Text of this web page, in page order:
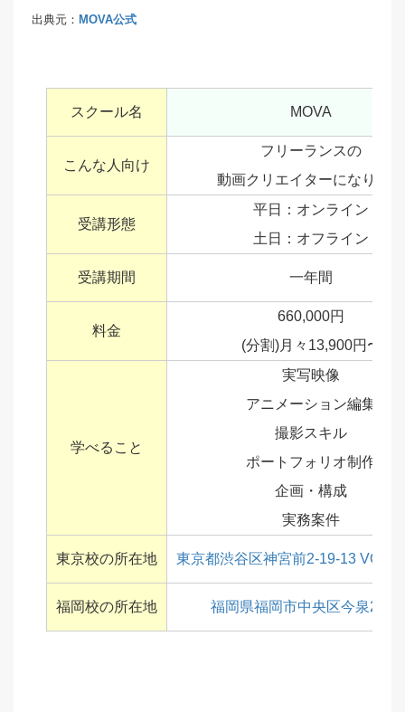
出典元： MOVA公式
スクール名 MOVA
こんな人向け
フリーランスの
動画クリエイターになりたい
受講形態
平日：オンライン
土日：オフライン
受講期間 一年間
料金
660,000円
(分割)月々13,900円〜
学べること
実写映像
アニメーション編集
撮影スキル
ポートフォリオ制作
企画・構成
実務案件
東京校の所在地 東京都渋谷区神宮前2-19-13 VORT
福岡校の所在地 福岡県福岡市中央区今泉2-5-